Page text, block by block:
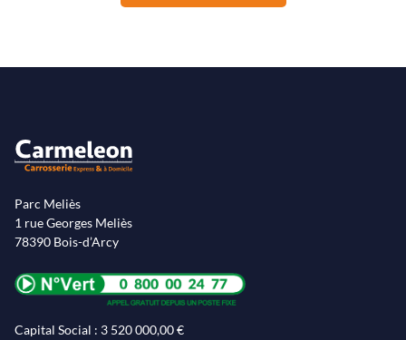
Parc Meliès
1 rue Georges Meliès
78390 Bois-d’Arcy
Capital Social : 3 520 000,00 €